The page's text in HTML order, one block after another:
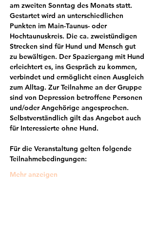
am zweiten Sonntag des Monats statt.
Gestartet wird an unterschiedlichen
Punkten im Main-Taunus- oder
Hochtaunuskreis. Die ca. zweistündigen
Strecken sind für Hund und Mensch gut
zu bewältigen. Der Spaziergang mit Hund
erleichtert es, ins Gespräch zu kommen,
verbindet und ermöglicht einen Ausgleich
zum Alltag. Zur Teilnahme an der Gruppe
sind von Depression betroffene Personen
und/oder Angehörige angesprochen.
Selbstverständlich gilt das Angebot auch
für Interessierte ohne Hund.
Für die Veranstaltung gelten folgende
Teilnahmebedingungen:
Mehr anzeigen